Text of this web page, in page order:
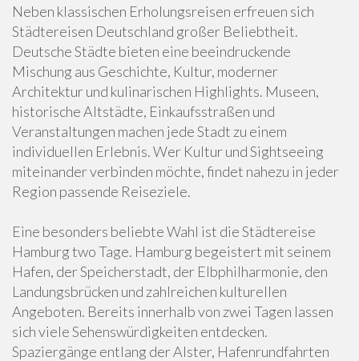
Neben klassischen Erholungsreisen erfreuen sich
Städtereisen Deutschland großer Beliebtheit.
Deutsche Städte bieten eine beeindruckende
Mischung aus Geschichte, Kultur, moderner
Architektur und kulinarischen Highlights. Museen,
historische Altstädte, Einkaufsstraßen und
Veranstaltungen machen jede Stadt zu einem
individuellen Erlebnis. Wer Kultur und Sightseeing
miteinander verbinden möchte, findet nahezu in jeder
Region passende Reiseziele.
Eine besonders beliebte Wahl ist die Städtereise
Hamburg two Tage. Hamburg begeistert mit seinem
Hafen, der Speicherstadt, der Elbphilharmonie, den
Landungsbrücken und zahlreichen kulturellen
Angeboten. Bereits innerhalb von zwei Tagen lassen
sich viele Sehenswürdigkeiten entdecken.
Spaziergänge entlang der Alster, Hafenrundfahrten